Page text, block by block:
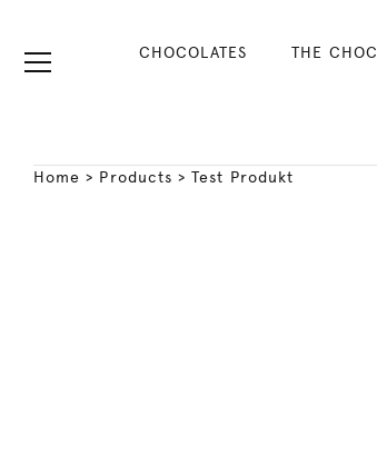
CHOCOLATES THE
Home > Products >Test Produkt